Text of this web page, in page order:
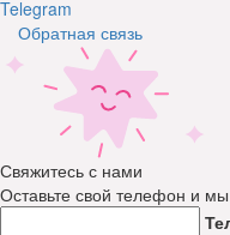
Telegram
Обратная связь
Свяжитесь с нами
Оставьте свой телефон и